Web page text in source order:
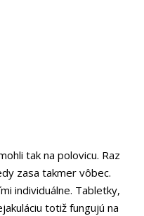
tak na polovicu. Raz
zasa takmer vôbec.
individuálne. Tabletky,
totiž fungujú na